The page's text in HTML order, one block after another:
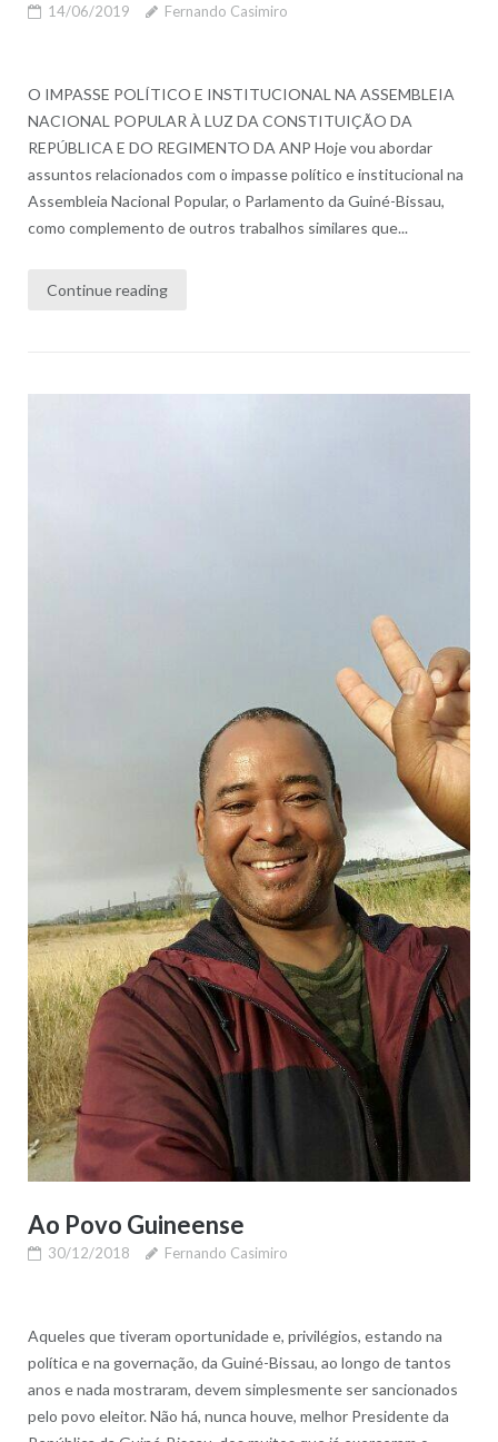
14/06/2019 Fernando Casimiro
O IMPASSE POLÍTICO E INSTITUCIONAL NA ASSEMBLEIA
NACIONAL POPULAR À LUZ DA CONSTITUIÇÃO DA
REPÚBLICA E DO REGIMENTO DA ANP Hoje vou abordar
assuntos relacionados com o impasse político e institucional na
Assembleia Nacional Popular, o Parlamento da Guiné-Bissau,
como complemento de outros trabalhos similares que...
Continue reading
Ao Povo Guineense
30/12/2018 Fernando Casimiro
Aqueles que tiveram oportunidade e, privilégios, estando na
política e na governação, da Guiné-Bissau, ao longo de tantos
anos e nada mostraram, devem simplesmente ser sancionados
pelo povo eleitor. Não há, nunca houve, melhor Presidente da